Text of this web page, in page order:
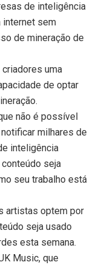
de inteligência
internet sem
de mineração de
uma
de optar
não é possível
milhares de
inteligência
seja
seu trabalho está
artistas optem por
seja usado
esta semana.
Music, que